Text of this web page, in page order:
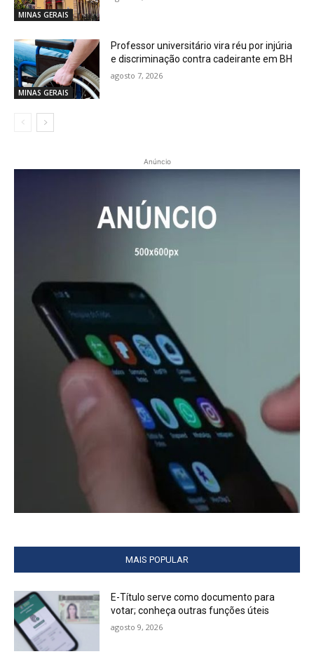
MINAS GERAIS
MINAS GERAIS
Professor universitário vira réu por injúria
e discriminação contra cadeirante em BH
agosto 7, 2026
Anúncio
MAIS POPULAR
E-Título serve como documento para
votar; conheça outras funções úteis
agosto 9, 2026